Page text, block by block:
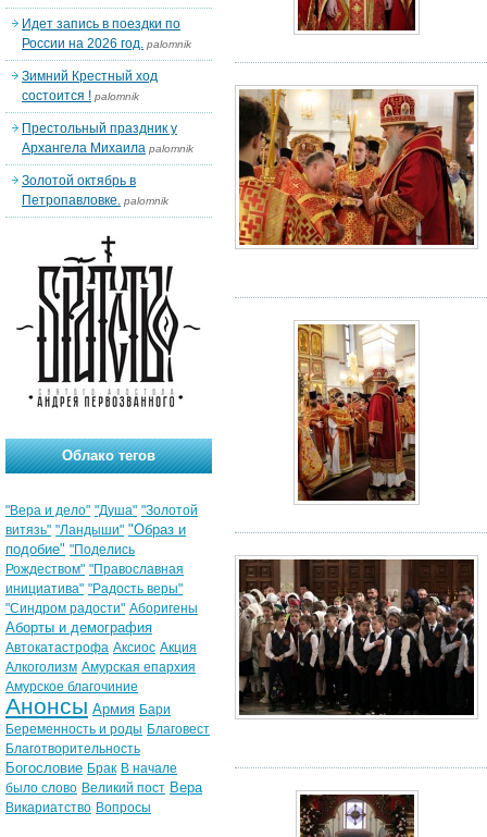
Идет запись в поездки по
России на 2026 год. palomnik
Зимний Крестный ход
состоится ! palomnik
Престольный праздник у
Архангела Михаила palomnik
Золотой октябрь в
Петропавловке. palomnik
Облако тегов
"Вера и дело" "Душа" "Золотой
витязь" "Ландыши" "Образ и
подобие" "Поделись
Рождеством" "Православная
инициатива" "Радость веры"
"Синдром радости" Аборигены
Аборты и демография
Автокатастрофа Аксиос Акция
Алкоголизм Амурская епархия
Амурское благочиние
Анонсы Армия Бари
Беременность и роды Благовест
Благотворительность
Богословие Брак В начале
было слово Великий пост Вера
Викариатство Вопросы